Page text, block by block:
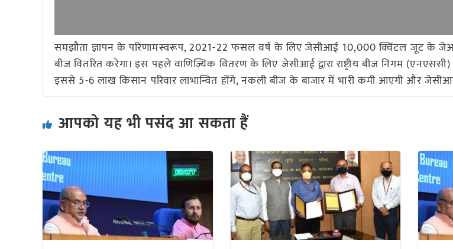
समझौता ज्ञापन के परिणामस्वरूप, 2021-22 फसल वर्ष के लिए जेसीआई 10,000 क्विंटल जूट के
बीज वितरित करेगा। इस पहले वाणिज्यिक वितरण के लिए जेसीआई द्वारा राष्ट्रीय बीज निगम
इससे 5-6 लाख किसान परिवार लाभान्वित होंगे, नकली बीज के बाजार में भारी कमी आएगी और
आपको यह भी पसंद आ सकता हैं